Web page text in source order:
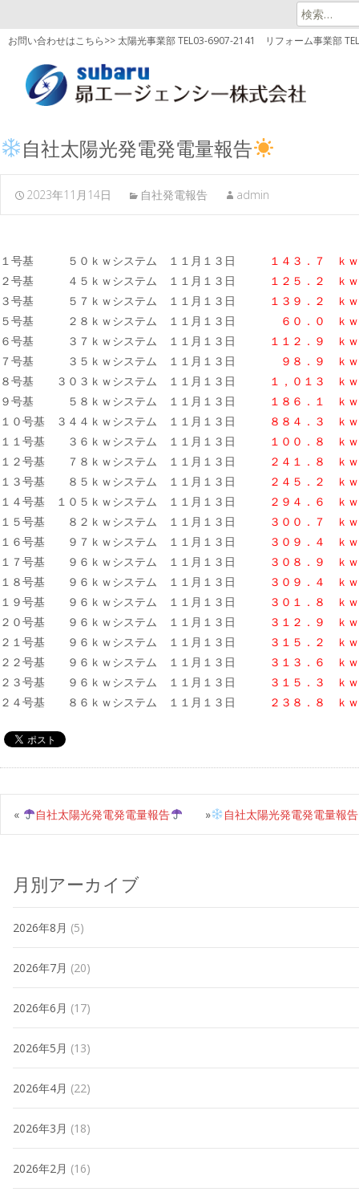
検
索:
お問い合わせはこちら>> 太陽光事業部 TEL03-6907-2141 リフォーム事業部
自社太陽光発電発電量報告
2023年11月14日 自社発電報告 admin
１号基 ５０ｋｗシステム １１月１３日
１４３．７ ｋｗ
２号基 ４５ｋｗシステム １１月１３日
１２５．２ ｋｗ
３号基 ５７ｋｗシステム １１月１３日
１３９．２
ｋｗ
５号基 ２８ｋｗシステム １１月１３日
６０．０ ｋｗ
６号基 ３７ｋｗシステム １１月１３日
１１２．９
ｋｗ
７号基 ３５ｋｗシステム １１月１３日
９８．９ ｋｗ
８号基 ３０３ｋｗシステム １１月１３日
１，０１３ ｋｗ
９号基 ５８ｋｗシステム １１月１３日
１８６．１ ｋｗ
１０号基 ３４４ｋｗシステム １１月１３日
８８４．３ ｋｗ
１１号基 ３６ｋｗシステム １１月１３日
１００．８ ｋｗ
１２号基 ７８ｋｗシステム １１月１３日
２４１．８ ｋｗ
１３号基 ８５ｋｗシステム １１月１３日
２４５．２ ｋｗ
１４号基 １０５ｋｗシステム １１月１３日
２９４．６ ｋｗ
１５号基 ８２ｋｗシステム １１月１３日
３００．７
ｋｗ
１６号基 ９７ｋｗシステム １１月１３日
３０９．４ ｋｗ
１７号基 ９６ｋｗシステム １１月１３日
３０８．９ ｋｗ
１８号基 ９６ｋｗシステム １１月１３日
３０９．４ ｋｗ
１９号基 ９６ｋｗシステム １１月１３日
３０１．８
ｋｗ
２０号基 ９６ｋｗシステム １１月１３日
３１２．９ ｋｗ
２１号基 ９６ｋｗシステム １１月１３日
３１５．２ ｋｗ
２２号基 ９６ｋｗシステム １１月１３日
３１３．６ ｋｗ
２３号基 ９６ｋｗシステム １１月１３日
３１５．３ ｋｗ
２４号基 ８６ｋｗシステム １１月１３日
２３８．８ ｋｗ
« 自社太陽光発電発電量報告 自社太陽光発電発電量報告
»
月別アーカイブ
2026年8月 (5)
2026年7月 (20)
2026年6月 (17)
2026年5月 (13)
2026年4月 (22)
2026年3月 (18)
2026年2月 (16)